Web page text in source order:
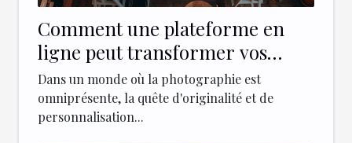
Comment une plateforme en
ligne peut transformer vos
photos en œuvres d'art grâce à
l'IA
Dans un monde où la photographie est
omniprésente, la quête d'originalité et de
personnalisation...